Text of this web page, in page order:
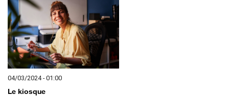
04/03/2024 - 01:00
Le kiosque